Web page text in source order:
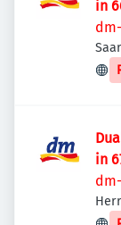
in
in